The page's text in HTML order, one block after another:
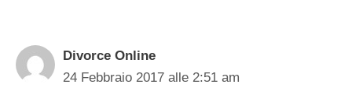
Divorce Online
24 Febbraio 2017 alle 2:51 am